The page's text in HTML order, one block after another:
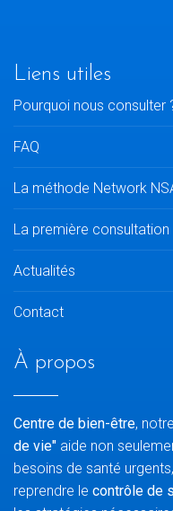
Liens utiles
Pourquoi nous consulter
FAQ
La méthode Network
La première consultation
Actualités
Contact
À propos
Centre de bien-être,
de vie" aide non
besoins de santé
reprendre le contrôle de